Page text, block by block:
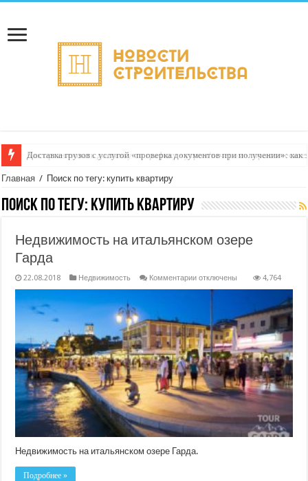
Доставка грузов с услугой «проверка документов при получении»: как
Главная / Поиск по тегу: купить квартиру
Поиск по тегу: купить квартиру
Недвижимость на итальянском озере
Гарда
22.08.2018 Недвижимость Комментариик
Недвижимость
итальянском
озере
Гарда
отключены 4,764
Недвижимость на итальянском озере Гарда.
Подробнее »